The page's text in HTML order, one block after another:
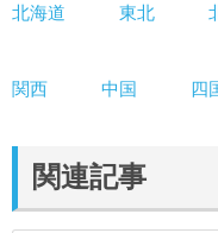
北海道 東北
関西 中国 四
関連記事